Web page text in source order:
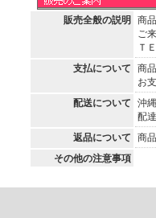
販売全般の説明
商
ご
Ｔ
支払について
商
お
配送について
沖
配
返品について
商
その他の注意事項